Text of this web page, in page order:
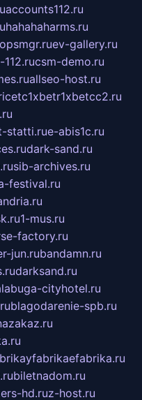
accounts112.ru
hahahaharms.ru
opsmgr.ruev-gallery.ru
csm-demo.ru
allseo-host.ru
statti.rue-abis1c.ru
dark-sand.ru
sib-archives.ru
festival.ru
1-mus.ru
factory.ru
jun.rubandamn.ru
darksand.ru
cityhotel.ru
blagodarenie-spb.ru
biletnadom.ru
hd.ruz-host.ru